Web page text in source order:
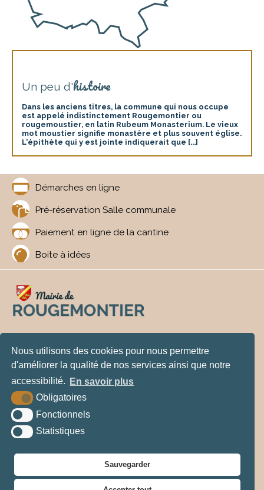
Nous utilisons des cookies pour nous permettre
d'améliorer la qualité de nos services ainsi que notre
accessibilité.
En savoir plus
Obligatoires
Fonctionnels
Statistiques
Sauvegarder
Un peu d'histoire
Dans les anciens titres, la commune qui nous occupe
est appelé indistinctement Rougemontier ou
rougemoustier, en latin Rubeum Monasterium. Le vieux
mot moustier signifie monastère et plus souvent église.
L'épithète qui y est jointe indiquerait que [...]
Démarches en ligne
Pré-réservation Salle communale
Paiement en ligne de la cantine
Boite à idées
6 rue de la Mairie - 27350 ROUGEMONTIER
Tél. : 02 32 57 31 65
Contact
Permanences
mardi : de 16H030 à 18H30